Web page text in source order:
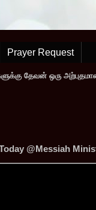
Prayer Request
தேவன் ஒரு
@Messiah